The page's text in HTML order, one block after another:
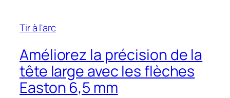
Tir à l'arc
Améliorez la précision de la
tête large avec les flèches
Easton 6,5 mm